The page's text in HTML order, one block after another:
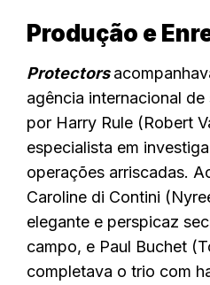
Produção e
Protectors
agência internacional
por Harry Rule (Robert
especialista em
operações arriscadas.
Caroline di Contini
elegante e perspicaz
campo, e Paul Buchet
completava o trio com